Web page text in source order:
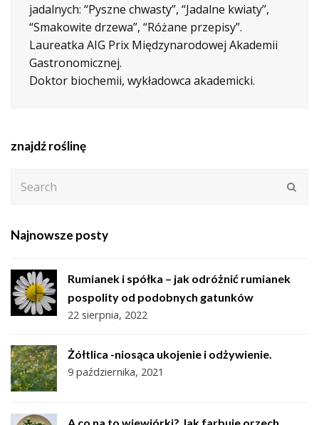
jadalnych: “Pyszne chwasty”, “Jadalne kwiaty”,
“Smakowite drzewa”, “Różane przepisy”.
Laureatka AIG Prix Międzynarodowej Akademii
Gastronomicznej.
Doktor biochemii, wykładowca akademicki.
znajdź roślinę
Najnowsze posty
Rumianek i spółka – jak odróżnić rumianek
pospolity od podobnych gatunków
22 sierpnia, 2022
Żółtlica -niosąca ukojenie i odżywienie.
9 października, 2021